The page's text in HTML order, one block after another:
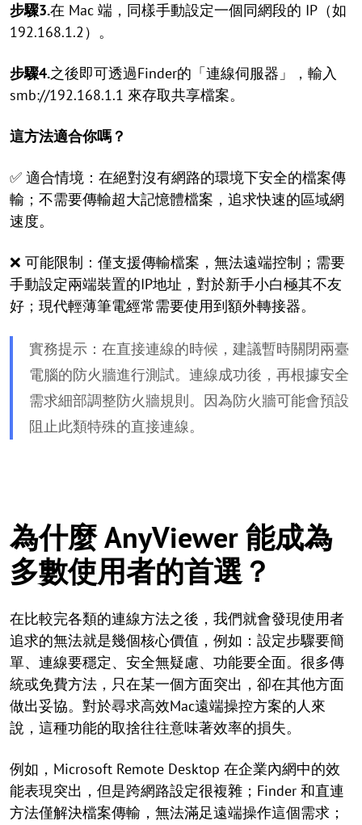
步驟3.在 Mac 端，同樣手動設定一個同網段的 IP（如
192.168.1.2）。
步驟4.之後即可透過Finder的「連線伺服器」，輸入
smb://192.168.1.1 來存取共享檔案。
這方法適合你嗎？
✅ 適合情境：在絕對沒有網路的環境下安全的檔案傳
輸；不需要傳輸超大記憶體檔案，追求快速的區域網
速度。
❌ 可能限制：僅支援傳輸檔案，無法遠端控制；需要
手動設定兩端裝置的IP地址，對於新手小白極其不友
好；現代輕薄筆電經常需要使用到額外轉接器。
實務提示：在直接連線的時候，建議暫時關閉兩臺
電腦的防火牆進行測試。連線成功後，再根據安全
需求細部調整防火牆規則。因為防火牆可能會預設
阻止此類特殊的直接連線。
為什麼 AnyViewer 能成為
多數使用者的首選？
在比較完各類的連線方法之後，我們就會發現使用者
追求的無法就是幾個核心價值，例如：設定步驟要簡
單、連線要穩定、安全無疑慮、功能要全面。很多傳
統或免費方法，只在某一個方面突出，卻在其他方面
做出妥協。對於尋求高效Mac遠端操控方案的人來
說，這種功能的取捨往往意味著效率的損失。
例如，Microsoft Remote Desktop 在企業內網中的效
能表現突出，但是跨網路設定很複雜；Finder 和直連
方法僅解決檔案傳輸，無法滿足遠端操作這個需求；